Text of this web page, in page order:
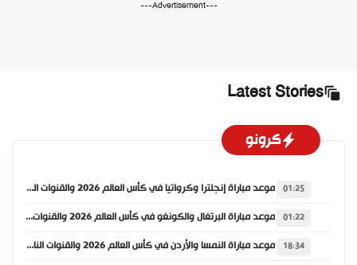
---Advertisement---
Latest Stories
كرونو
01:25 موعد مباراة إنجلترا وكرواتيا في كأس العالم 2026 والقنوات الناقلة
01:22 موعد مباراة البرتغال والكونغو في كأس العالم 2026 والقنوات الناقلة
18:34 موعد مباراة النمسا والأردن في كأس العالم 2026 والقنوات الناقلة